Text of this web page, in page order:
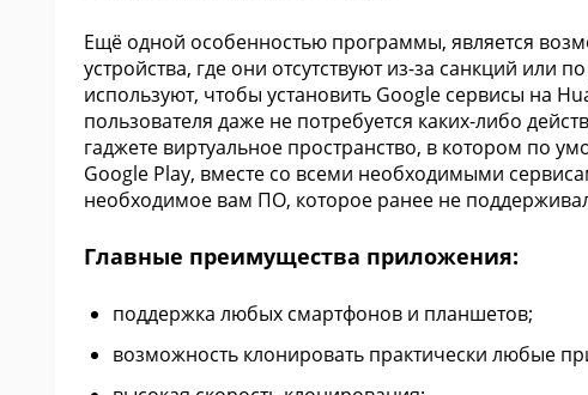
Ещё одной особенностью программы, является
устройства, где они отсутствуют из-за санкций
используют, чтобы установить Google сервисы на
пользователя даже не потребуется каких-либо
гаджете виртуальное пространство, в котором по
Google Play, вместе со всеми необходимыми
необходимое вам ПО, которое ранее не
Главные преимущества приложения:
поддержка любых смартфонов и планшетов;
возможность клонировать практически любые